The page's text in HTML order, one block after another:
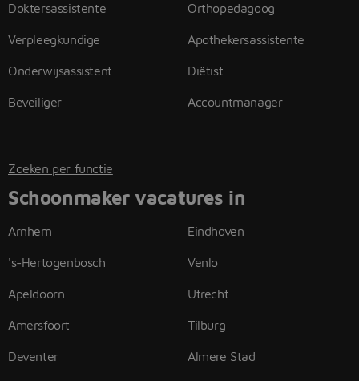
Doktersassistente
Verpleegkundige
Onderwijsassistent
Beveiliger
Orthopedagoog
Apothekersassistente
Diëtist
Accountmanager
Zoeken per functie
Schoonmaker vacatures in
Arnhem
's-Hertogenbosch
Apeldoorn
Amersfoort
Deventer
Eindhoven
Venlo
Utrecht
Tilburg
Almere Stad